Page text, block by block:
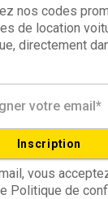
nos codes
de location
directement
Inscription
vous
Politique de